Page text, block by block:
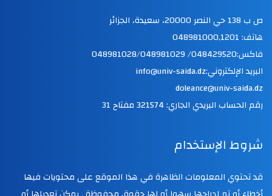
ص ب 138 حي النصر 20000، سعيدة، الجزائر
هاتف: 048981000,1201
فاكس:048429520/ 048981028/048981029
البريد الإلكتروني:info@univ-saida.dz
doleance@univ-saida.dz
رقم الحساب البريدي الجاري: 321574 مفتاح 31
شروط الإستخدام
قد تحتوي المعلومات الظاهرة في هذا الموقع على محتويات فيها